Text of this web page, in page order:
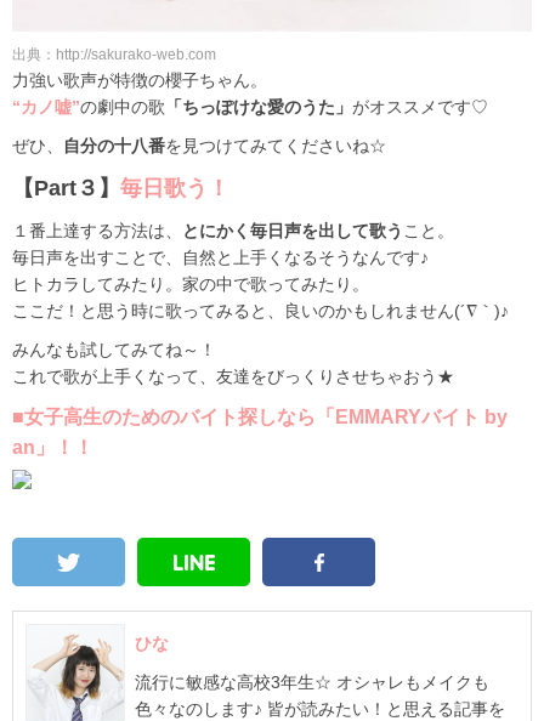
出典：http://sakurako-web.com
力強い歌声が特徴の櫻子ちゃん。
“カノ嘘”の劇中の歌 「ちっぽけな愛のうた」 がオススメです♡
ぜひ、
自分の十八番を見つけてみてくださいね☆
【Part３】 毎日歌う！
１番上達する方法は、 とにかく毎日声を出して歌う こと。
毎日声を出すことで、自然と上手くなるそうなんです♪
ヒトカラしてみたり。家の中で歌ってみたり。
ここだ！と思う時に歌ってみると、良いのかもしれません(´∇｀)♪
みんなも試してみてね～！
これで歌が上手くなって、友達をびっくりさせちゃおう★
■女子高生のためのバイト探しなら「EMMARYバイト by
an」！！
ひな
流行に敏感な高校3年生☆ オシャレもメイクも
色々なのします♪ 皆が読みたい！と思える記事を